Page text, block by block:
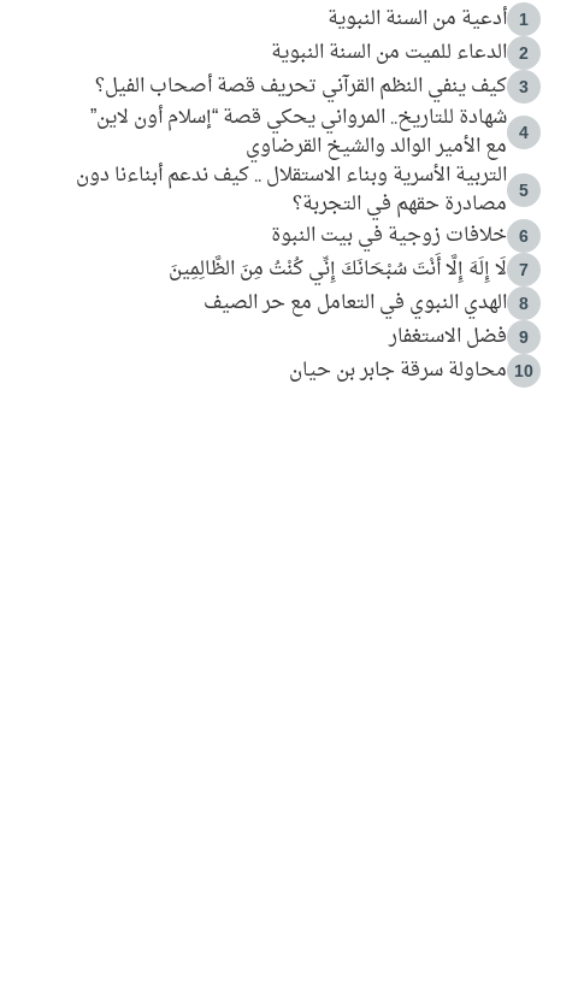
1 أدعية من السنة النبوية
2 الدعاء للميت من السنة النبوية
3 كيف ينفي النظم القرآني تحريف قصة أصحاب الفيل؟
4
شهادة للتاريخ.. المرواني يحكي قصة “إسلام أون لاين”
مع الأمير الوالد والشيخ القرضاوي
5
التربية الأسرية وبناء الاستقلال .. كيف ندعم أبناءنا دون
مصادرة حقهم في التجربة؟
6 خلافات زوجية في بيت النبوة
7 لَا إِلَهَ إِلَّا أَنْتَ سُبْحَانَكَ إِنِّي كُنْتُ مِنَ الظَّالِمِينَ
8 الهدي النبوي في التعامل مع حر الصيف
9 فضل الاستغفار
10 محاولة سرقة جابر بن حيان